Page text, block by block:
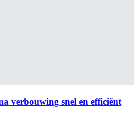
verbouwing snel en efficiënt